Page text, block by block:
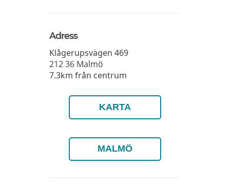
Adress
Klågerupsvägen 469
212 36 Malmö
7.3km från centrum
KARTA
MALMÖ